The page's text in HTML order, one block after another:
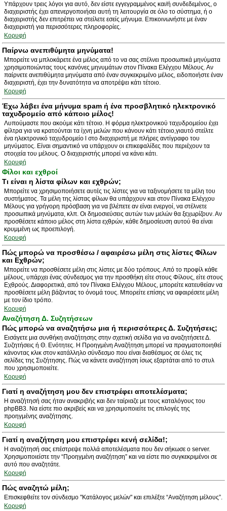
Υπάρχουν τρεις λόγοι για αυτό, δεν είστε εγγεγραμμένος και/ή συνδεδεμένος, ο
διαχειριστής έχει απενεργοποιήσει αυτή τη λειτουργία σε όλο το σύστημα, ή ο
διαχειριστής δεν επιτρέπει να στείλετε εσείς μήνυμα. Επικοινωνήστε με έναν
διαχειριστή για περισσότερες πληροφορίες.
Κορυφή
Παίρνω ανεπιθύμητα μηνύματα!
Μπορείτε να μπλοκάρετε ένα μέλος από το να σας στέλνει προσωπικά μηνύματα
χρησιμοποιώντας τους κανόνες μηνυμάτων στον Πίνακα Ελέγχου Μέλους. Αν
παίρνετε ανεπιθύμητα μηνύματα από έναν συγκεκριμένο μέλος, ειδοποιήστε έναν
διαχειριστή, έχει την δυνατότητα να αποτρέψει κάτι τέτοιο.
Κορυφή
Έχω λάβει ένα μήνυμα spam ή ένα προσβλητικό ηλεκτρονικό
ταχυδρομείο από κάποιο μέλος!
Λυπούμαστε που ακούμε κάτι τέτοιο. Η φόρμα ηλεκτρονικού ταχυδρομείου έχει
φίλτρα για να κρατούνται τα ίχνη μελών που κάνουν κάτι τέτοιο,γιαυτό στείλτε
ένα ηλεκτρονικό ταχυδρομείο l στο διαχειριστή με πλήρες αντίγραφο του
μηνύματος. Είναι σημαντικό να υπάρχουν οι επικεφαλίδες που περιέχουν τα
στοιχεία του μέλους. Ο διαχειριστής μπορεί να κάνει κάτι.
Κορυφή
Φίλοι και εχθροί
Τι είναι η λίστα φίλων και εχθρών;
Μπορείτε να χρησιμοποιήσετε αυτές τις λίστες για να ταξινομήσετε τα μέλη του
συστήματος. Τα μέλη της λίστας φίλων θα υπάρχουν και στον Πίνακα Ελέγχου
Μέλους για γρήγορη πρόσβαση για να βλέπετε αν είναι ενεργοί, να στέλνετε
προσωπικά μηνύματα, κλπ. Οι δημοσιεύσεις αυτών των μελών θα ξεχωρίζουν. Αν
προσθέσετε κάποιο μέλος στη λίστα εχθρών, κάθε δημοσίευση αυτού θα είναι
κρυμμένη ως προεπιλογή.
Κορυφή
Πώς μπορώ να προσθέσω / αφαιρέσω μέλη στις λίστες Φίλων
και Εχθρών;
Μπορείτε να προσθέσετε μέλη στις λίστες με δύο τρόπους. Από το προφίλ κάθε
μέλους, υπάρχει ένας σύνδεσμος για την προσθήκη είτε στους Φίλους, είτε στους
Εχθρούς. Διαφορετικά, από τον Πίνακα Ελέγχου Μέλους, μπορείτε κατευθείαν να
προσθέσετε μέλη βάζοντας το όνομά τους. Μπορείτε επίσης να αφαιρέσετε μέλη
με τον ίδιο τρόπο.
Κορυφή
Αναζήτηση Δ. Συζητήσεων
Πώς μπορώ να αναζητήσω μια ή περισσότερες Δ. Συζητήσεις;
Εισάγετε μια συνθήκη αναζήτησης στην σχετική σελίδα για να αναζητήσετε Δ.
Συζητήσεις ή Θ. Ενότητες. Η Προηγμένη Αναζήτηση μπορεί να πραγματοποιηθεί
κάνοντας κλικ στον κατάλληλο σύνδεσμο που είναι διαθέσιμος σε όλες τις
σελίδες της Συζήτησης. Πώς να κάνετε αναζήτηση ίσως εξαρτάται από το στυλ
που χρησιμοποιείτε.
Κορυφή
Γιατί η αναζήτηση μου δεν επιστρέφει αποτελέσματα;
Η αναζήτησή σας ήταν ανακριβής και δεν ταίριαζε με τους καταλόγους του
phpBB3. Να είστε πιο ακριβείς και να χρησιμοποιείτε τις επιλογές της
προηγμένης αναζήτησης.
Κορυφή
Γιατί η αναζήτηση μου επιστρέφει κενή σελίδα!;
Η αναζήτησή σας επέστρεψε πολλά αποτελέσματα που δεν σήκωσε ο server.
Χρησιμοποιείστε την “Προηγμένη αναζήτηση” και να είστε πιο συγκεκριμένοι σε
αυτό που αναζητάτε.
Κορυφή
Πώς αναζητώ μέλη;
Επισκεφθείτε τον σύνδεσμο "Κατάλογος μελών" και επιλέξτε “Αναζήτηση μέλους”.
Κορυφή